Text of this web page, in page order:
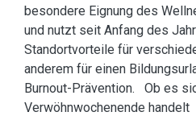
besondere Eignung des
und nutzt seit Anfang des
Standortvorteile für
anderem für einen
Burnout-Prävention. Ob es
Verwöhnwochenende